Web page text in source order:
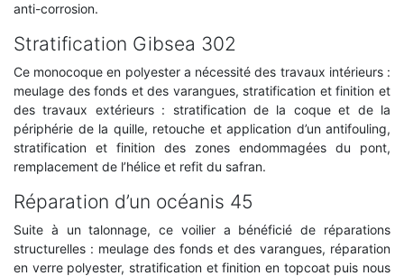
anti-corrosion.
Stratification Gibsea 302
Ce monocoque en polyester a nécessité des travaux intérieurs :
meulage des fonds et des varangues, stratification et finition et
des travaux extérieurs : stratification de la coque et de la
périphérie de la quille, retouche et application d’un antifouling,
stratification et finition des zones endommagées du pont,
remplacement de l’hélice et refit du safran.
Réparation d’un océanis 45
Suite à un talonnage, ce voilier a bénéficié de réparations
structurelles : meulage des fonds et des varangues, réparation
en verre polyester, stratification et finition en topcoat puis nous